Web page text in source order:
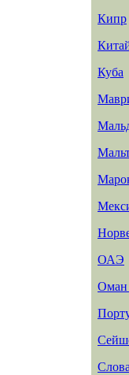
Кипр
Куба
ОАЭ